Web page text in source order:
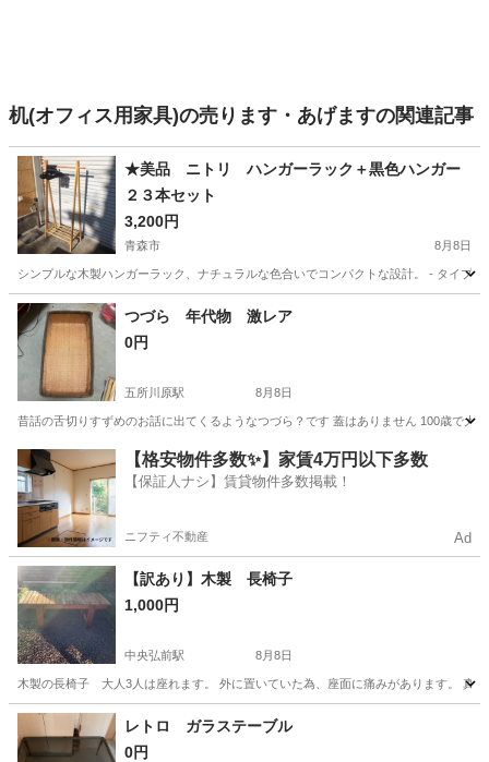
机(オフィス用家具)の売ります・あげますの関連記事
★美品 ニトリ ハンガーラック＋黒色ハンガー
２３本セット
3,200円
青森市 8月8日
シンプルな木製ハンガーラック、ナチュラルな色合いでコンパクトな設計。 - タイプ
青森 青森市 収納家具
つづら 年代物 激レア
0円
五所川原駅 8月8日
昔話の舌切りすずめのお話に出てくるようなつづら？です 蓋はありません 100歳で
青森 五所川原市 五所川原駅 収納家具
【格安物件多数✨】家賃4万円以下多数
【保証人ナシ】賃貸物件多数掲載！
ニフティ不動産 Ad
【訳あり】木製 長椅子
1,000円
中央弘前駅 8月8日
木製の長椅子 大人3人は座れます。 外に置いていた為、座面に痛みがあります。 真
青森 弘前市 中央弘前駅 木製
レトロ ガラステーブル
0円